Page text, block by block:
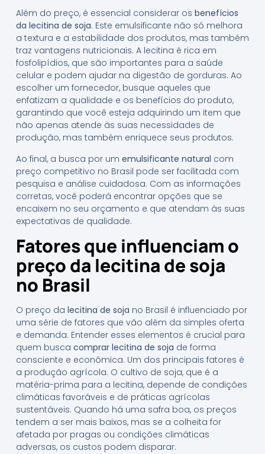
Além do preço, é essencial considerar os benefícios
da lecitina de soja. Este emulsificante não só melhora
a textura e a estabilidade dos produtos, mas também
traz vantagens nutricionais. A lecitina é rica em
fosfolipídios, que são importantes para a saúde
celular e podem ajudar na digestão de gorduras. Ao
escolher um fornecedor, busque aqueles que
enfatizam a qualidade e os benefícios do produto,
garantindo que você esteja adquirindo um item que
não apenas atende às suas necessidades de
produção, mas também enriquece seus produtos.
Ao final, a busca por um emulsificante natural com
preço competitivo no Brasil pode ser facilitada com
pesquisa e análise cuidadosa. Com as informações
corretas, você poderá encontrar opções que se
encaixem no seu orçamento e que atendam às suas
expectativas de qualidade.
Fatores que influenciam o
preço da lecitina de soja
no Brasil
O preço da lecitina de soja no Brasil é influenciado por
uma série de fatores que vão além da simples oferta
e demanda. Entender esses elementos é crucial para
quem busca comprar lecitina de soja de forma
consciente e econômica. Um dos principais fatores é
a produção agrícola. O cultivo de soja, que é a
matéria-prima para a lecitina, depende de condições
climáticas favoráveis e de práticas agrícolas
sustentáveis. Quando há uma safra boa, os preços
tendem a ser mais baixos, mas se a colheita for
afetada por pragas ou condições climáticas
adversas, os custos podem disparar.